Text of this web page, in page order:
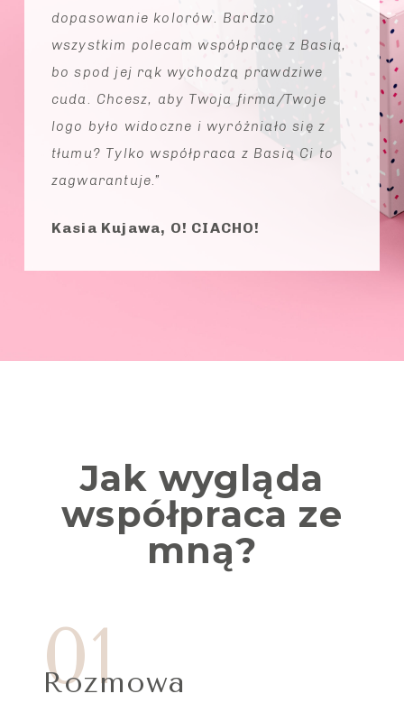
dopasowanie kolorów. Bardzo
wszystkim polecam współpracę z Basią,
bo spod jej rąk wychodzą prawdziwe
cuda. Chcesz, aby Twoja firma/Twoje
logo było widoczne i wyróżniało się z
tłumu? Tylko współpraca z Basią Ci to
zagwarantuje.”
Kasia Kujawa, O! CIACHO!
Jak wygląda
współpraca ze
mną?
01
Rozmowa